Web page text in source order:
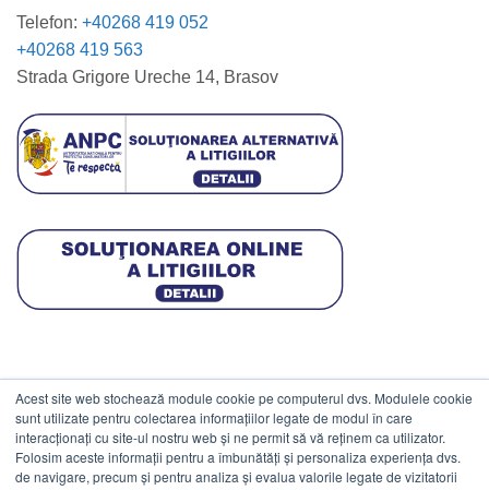
Acest site web stochează module cookie pe computerul dvs. Modulele cookie
sunt utilizate pentru colectarea informațiilor legate de modul în care
interacționați cu site-ul nostru web și ne permit să vă reținem ca utilizator.
Folosim aceste informații pentru a îmbunătăți și personaliza experiența dvs.
de navigare, precum și pentru analiza și evalua valorile legate de vizitatorii
Telefon: +40268 419 052
+40268 419 563
Strada Grigore Ureche 14, Brasov
DATE COMERCIALE
ESTICO S.R.L.